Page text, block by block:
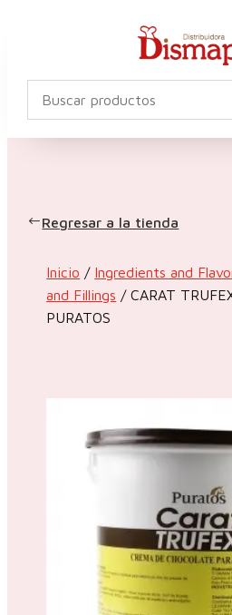
Regresar a la tienda
Inicio / Ingredients and
and Fillings / CARAT
PURATOS